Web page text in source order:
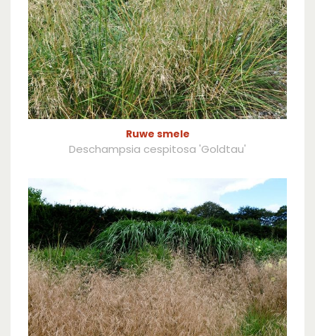
Ruwe smele
Deschampsia cespitosa 'Goldtau'